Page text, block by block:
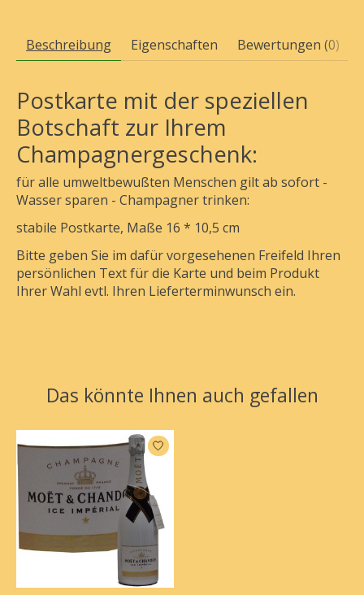
Beschreibung Eigenschaften Bewertungen (0)
Postkarte mit der speziellen
Botschaft zur Ihrem
Champagnergeschenk:
für alle umweltbewußten Menschen gilt ab sofort -
Wasser sparen - Champagner trinken:
stabile Postkarte, Maße 16 * 10,5 cm
Bitte geben Sie im dafür vorgesehenen Freifeld Ihren
persönlichen Text für die Karte und beim Produkt
Ihrer Wahl evtl. Ihren Lieferterminwunsch ein.
Das könnte Ihnen auch gefallen
Produkt-Karussell-Artikel